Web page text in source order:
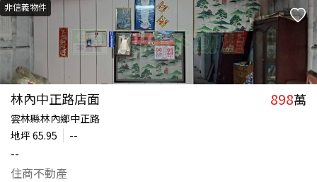
非信義物件
林內中正路店面 898萬
雲林縣林內鄉中正路
地坪 65.95
--
--
住商不動產